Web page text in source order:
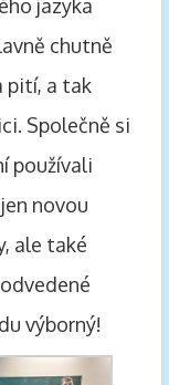
jazyka
chutně
pití, a tak
Společně si
používali
novou
ale také
výborný!